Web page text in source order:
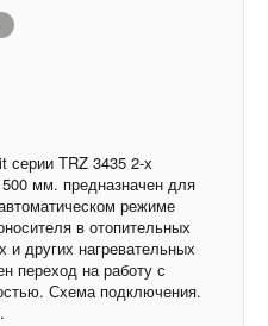
серии TRZ 3435 2-х
мм. предназначен для
режиме
в отопительных
и других нагревательных
переход на работу с
Схема подключения.